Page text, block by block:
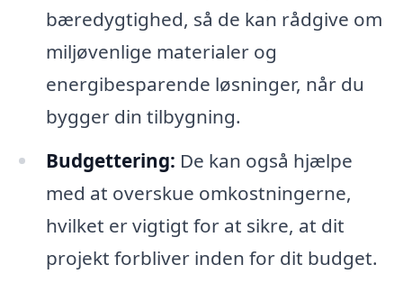
bæredygtighed, så de kan rådgive om
miljøvenlige materialer og
energibesparende løsninger, når du
bygger din tilbygning.
Budgettering: De kan også hjælpe
med at overskue omkostningerne,
hvilket er vigtigt for at sikre, at dit
projekt forbliver inden for dit budget.